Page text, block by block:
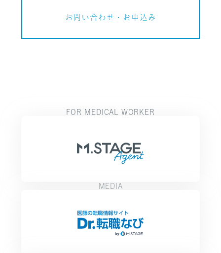
お問い合わせ・お申込み
FOR MEDICAL WORKER
MEDIA